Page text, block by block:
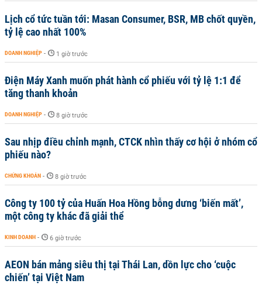
Lịch cổ tức tuần tới: Masan Consumer, BSR, MB chốt quyền,
tỷ lệ cao nhất 100%
DOANH NGHIỆP - 1 giờ trước
Điện Máy Xanh muốn phát hành cổ phiếu với tỷ lệ 1:1 để
tăng thanh khoản
DOANH NGHIỆP - 8 giờ trước
Sau nhịp điều chỉnh mạnh, CTCK nhìn thấy cơ hội ở nhóm cổ
phiếu nào?
CHỨNG KHOÁN - 8 giờ trước
Công ty 100 tỷ của Huấn Hoa Hồng bỗng dưng ‘biến mất’,
một công ty khác đã giải thể
KINH DOANH - 6 giờ trước
AEON bán mảng siêu thị tại Thái Lan, dồn lực cho ‘cuộc
chiến’ tại Việt Nam